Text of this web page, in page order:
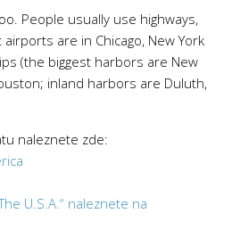
People usually use highways,
are in Chicago, New York
(the biggest harbors are New
inland harbors are Duluth,
naleznete zde:
U.S.A.“ naleznete na